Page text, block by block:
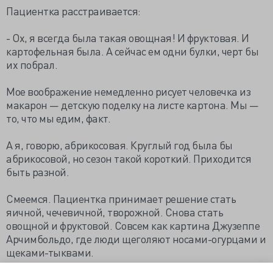
Пациентка расстраивается:
- Ох, я всегда была такая овощная! И фруктовая. И
картофельная была. А сейчас ем одни булки, черт бы
их побрал.
Мое воображение немедленно рисует человечка из
макарон — детскую поделку на листе картона. Мы —
то, что мы едим, факт.
А я, говорю, абрикосовая. Круглый год была бы
абрикосовой, но сезон такой короткий. Приходится
быть разной.
Смеемся. Пациентка принимает решение стать
яичной, чечевичной, творожной. Снова стать
овощной и фруктовой. Совсем как картина Джузеппе
Арчимбольдо, где люди щеголяют носами-огурцами и
щеками-тыквами.